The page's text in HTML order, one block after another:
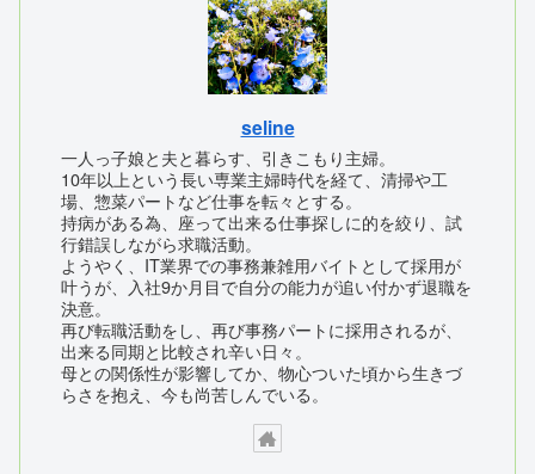
seline
一人っ子娘と夫と暮らす、引きこもり主婦。
10年以上という長い専業主婦時代を経て、清掃や工
場、惣菜パートなど仕事を転々とする。
持病がある為、座って出来る仕事探しに的を絞り、試
行錯誤しながら求職活動。
ようやく、IT業界での事務兼雑用バイトとして採用が
叶うが、入社9か月目で自分の能力が追い付かず退職を
決意。
再び転職活動をし、再び事務パートに採用されるが、
出来る同期と比較され辛い日々。
母との関係性が影響してか、物心ついた頃から生きづ
らさを抱え、今も尚苦しんでいる。